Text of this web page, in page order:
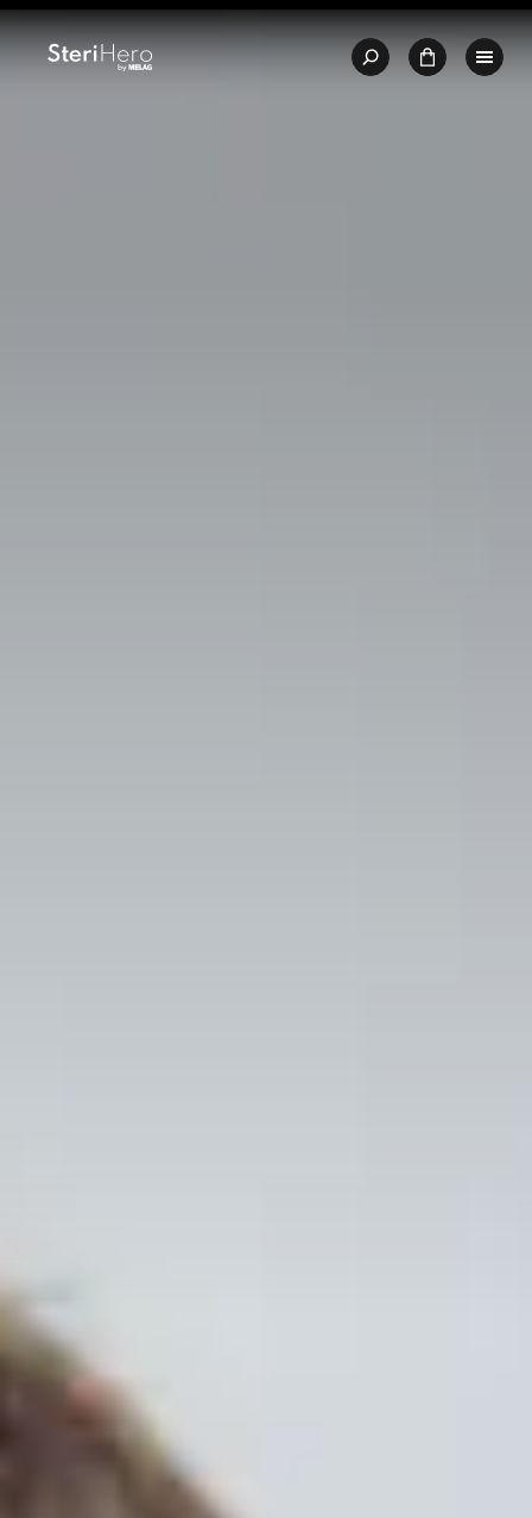
🇩🇪Jakości – Made in Germany🛒 Zakup bezpośrednio u